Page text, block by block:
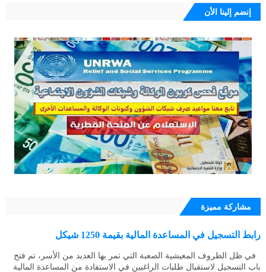
إنضم إلينا الأن
مشاركة مميزة
رابط التسجيل في المساعدة المالية بقيمة 1250 شيكل
في ظل الظروف المعيشية الصعبة التي تمر بها العديد من الأسر، تم فتح
باب التسجيل لاستقبال طلبات الراغبين في الاستفادة من المساعدة المالية